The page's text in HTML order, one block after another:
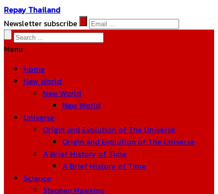
Repay Thailand
Newsletter subscribe
Menu
Home
New World
New World
New World
Universe
Origin and Evolution of The Universe
Origin and Evolution of The Universe
A Brief History of Time
A Brief History of Time
Science
Stephen Hawking